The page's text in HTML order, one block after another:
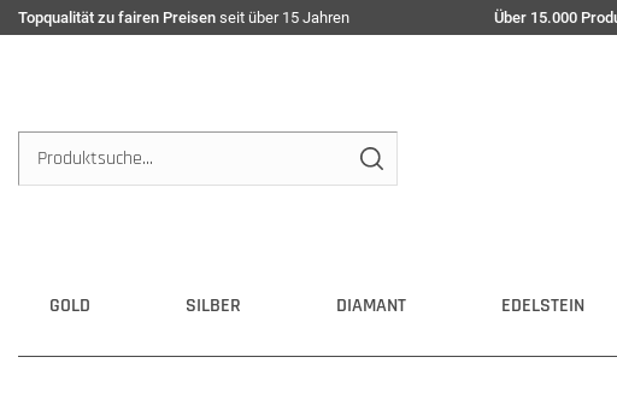
Topqualität zu fairen Preisen seit über 15 Jahren Über 15.000
GOLD SILBER DIAMANT EDELSTEIN